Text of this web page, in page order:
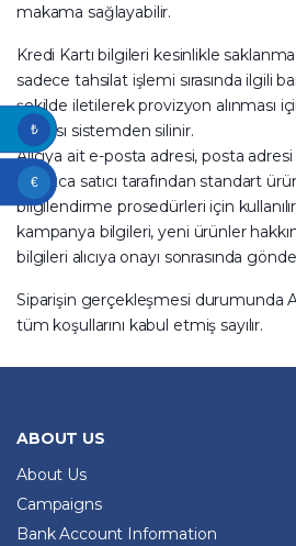
makama sağlayabilir.
Kredi Kartı bilgileri kesinlikle
sadece tahsilat işlemi sırasında ilgili
şekilde iletilerek provizyon alınması
sonrası sistemden silinir.
Alıcıya ait e-posta adresi, posta
yalnızca satıcı tarafından standart
bilgilendirme prosedürleri için
kampanya bilgileri, yeni ürünler
bilgileri alıcıya onayı sonrasında
Siparişin gerçekleşmesi durumunda
tüm koşullarını kabul etmiş sayılır.
ABOUT US
About Us
Campaigns
Bank Account Information
₺
€